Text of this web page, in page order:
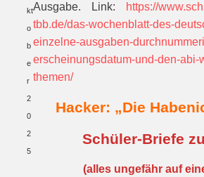
kt
o
b
e
r
2
0
2
5
Ausgabe. Link:
https://
tbb.de/das-wochenblatt-des-
einzelne-ausgaben-
erscheinungsdatum-und-den-abi-
themen/
Hacker: „Die
Schüler-Briefe
(alles ungefähr auf